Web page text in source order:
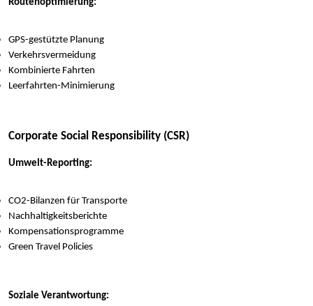
Routenoptimierung:
GPS-gestützte Planung
Verkehrsvermeidung
Kombinierte Fahrten
Leerfahrten-Minimierung
Corporate Social Responsibility (CSR)
Umwelt-Reporting:
CO2-Bilanzen für Transporte
Nachhaltigkeitsberichte
Kompensationsprogramme
Green Travel Policies
Soziale Verantwortung: